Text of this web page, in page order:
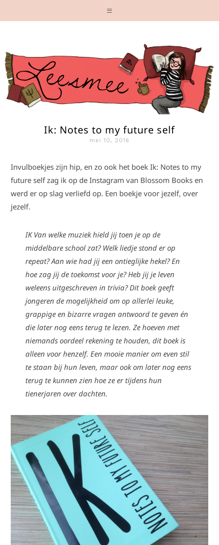
Ik: Notes to my future self
mei 10, 2016
Invulboekjes zijn hip, en zo ook het boek Ik: Notes to my
future self zag ik op de Instagram van Blossom Books en
werd er op slag verliefd op. Een boekje voor jezelf, over
jezelf.
IK Van welke muziek hield jij toen je op de
middelbare school zat? Welk liedje stond er op
repeat? Aan wie had jij een ontieglijke hekel? En
hoe zag jij de toekomst voor je? Heb jij je leven
weleens uitgeschreven in trivia? Dit boek geeft
jongeren de mogelijkheid om op allerlei leuke,
grappige en bizarre vragen antwoord te geven én
die later nog eens terug te lezen. Ze hoeven met
niemands oordeel rekening te houden, dit boek is
alleen voor henzelf. Een mooie manier om even stil
te staan bij hun leven, maar ook om later nog eens
terug te kunnen zien hoe ze er tijdens hun
tienerjaren over dachten.